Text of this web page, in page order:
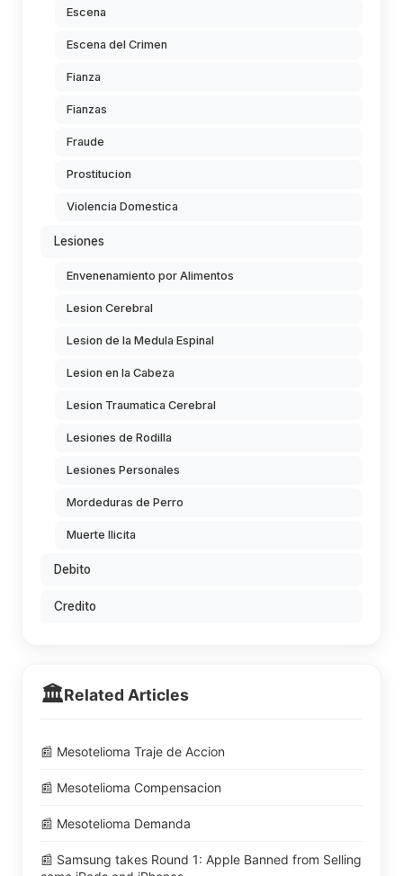
Escena
Escena del Crimen
Fianza
Fianzas
Fraude
Prostitucion
Violencia Domestica
Lesiones
Envenenamiento por Alimentos
Lesion Cerebral
Lesion de la Medula Espinal
Lesion en la Cabeza
Lesion Traumatica Cerebral
Lesiones de Rodilla
Lesiones Personales
Mordeduras de Perro
Muerte Ilicita
Debito
Credito
🏛️Related Articles
📰 Mesotelioma Traje de Accion
📰 Mesotelioma Compensacion
📰 Mesotelioma Demanda
📰 Samsung takes Round 1: Apple Banned from Selling